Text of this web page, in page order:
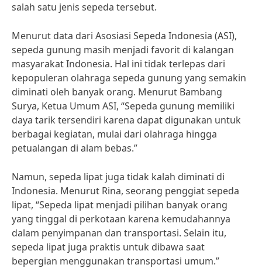
salah satu jenis sepeda tersebut.
Menurut data dari Asosiasi Sepeda Indonesia (ASI),
sepeda gunung masih menjadi favorit di kalangan
masyarakat Indonesia. Hal ini tidak terlepas dari
kepopuleran olahraga sepeda gunung yang semakin
diminati oleh banyak orang. Menurut Bambang
Surya, Ketua Umum ASI, “Sepeda gunung memiliki
daya tarik tersendiri karena dapat digunakan untuk
berbagai kegiatan, mulai dari olahraga hingga
petualangan di alam bebas.”
Namun, sepeda lipat juga tidak kalah diminati di
Indonesia. Menurut Rina, seorang penggiat sepeda
lipat, “Sepeda lipat menjadi pilihan banyak orang
yang tinggal di perkotaan karena kemudahannya
dalam penyimpanan dan transportasi. Selain itu,
sepeda lipat juga praktis untuk dibawa saat
bepergian menggunakan transportasi umum.”